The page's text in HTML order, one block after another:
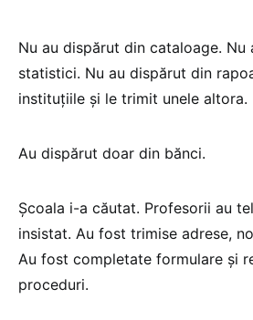
Nu au dispărut din cataloage. Nu
statistici. Nu au dispărut din
instituțiile și le trimit unele altora.
Au dispărut doar din bănci.
Școala i-a căutat. Profesorii au
insistat. Au fost trimise adrese,
Au fost completate formulare și
proceduri.